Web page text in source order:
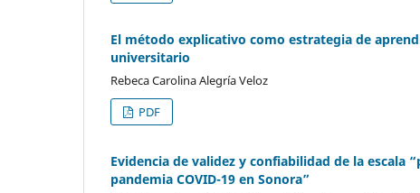
El método explicativo como estrategia de
universitario
Rebeca Carolina Alegría Veloz
PDF
Evidencia de validez y confiabilidad de la escala
pandemia COVID-19 en Sonora”